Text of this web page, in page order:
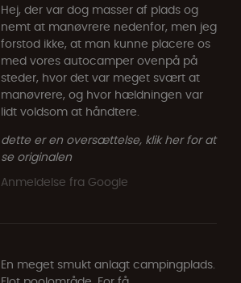
Hej, der var dog masser af plads og
nemt at manøvrere nedenfor, men jeg
forstod ikke, at man kunne placere os
med vores autocamper ovenpå på
steder, hvor det var meget svært at
manøvrere, og hvor hældningen var
lidt voldsom at håndtere.
dette er en oversættelse, klik her for at
se originalen
Anmeldelse fra Google
En meget smukt anlagt campingplads.